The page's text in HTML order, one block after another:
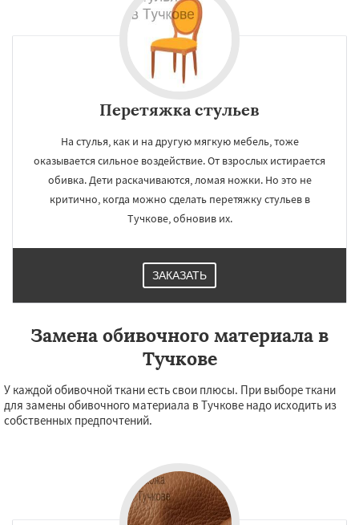
Перетяжка стульев
На стулья, как и на другую мягкую мебель, тоже
оказывается сильное воздействие. От взрослых истирается
обивка. Дети раскачиваются, ломая ножки. Но это не
критично, когда можно сделать перетяжку стульев в
Тучкове, обновив их.
ЗАКАЗАТЬ
Замена обивочного материала в
Тучкове
У каждой обивочной ткани есть свои плюсы. При выборе ткани
для замены обивочного материала в Тучкове надо исходить из
собственных предпочтений.